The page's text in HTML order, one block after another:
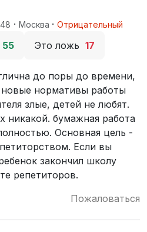
· Москва · Отрицательный
55 Это ложь 17
до поры до времени,
новые нормативы работы
злые, детей не любят.
никакой. бумажная работа
Основная цель -
Если вы
закончил школу
репетиторов.
Пожаловаться